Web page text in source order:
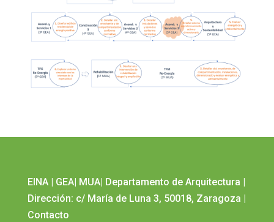
EINA| GEA| MUA| Departamento de Arquitectura
Dirección: c/ María de Luna 3, 50018, Zaragoza
Contacto